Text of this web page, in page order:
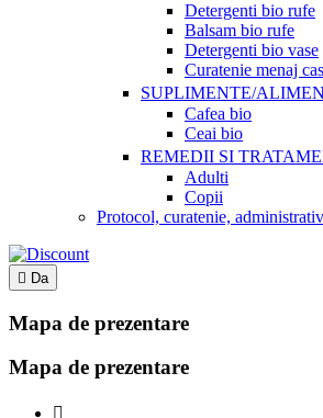
Detergenti bio rufe
Balsam bio rufe
Detergenti bio vase
Curatenie menaj
SUPLIMENTE/
Cafea bio
Ceai bio
REMEDII SI
Adulti
Copii
Protocol, curatenie,
 Da
Mapa de prezentare
Mapa de prezentare
